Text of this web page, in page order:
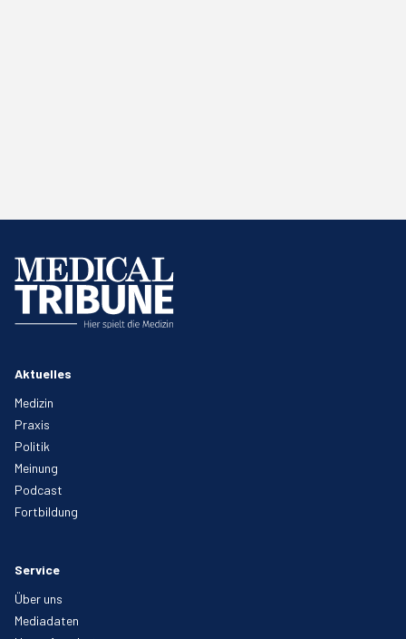
Aktuelles
Medizin
Praxis
Politik
Meinung
Podcast
Fortbildung
Service
Über uns
Mediadaten